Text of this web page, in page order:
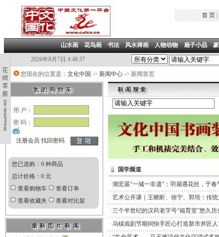
首 页|
山水画|花鸟画|书法|风水禅画|人物动物|扇子小品|
2026年8月7日 4:48:38
您现在的位置是： 文化中国 -> 新闻中心 -> 新闻首页
用 户：
密 码：
注册会员 找回密码
您已选购：0 种商品
总计价格：0 元
查看购物车
查看订单
查看收藏夹
查看对比架
国学频道
· 潮宏基“一城一非遗”：羽扇遇花丝，于
· 艺术公开课｜王晓昕、徐宁、郭培：传
· 三个半世纪的汉药老字号“福育堂”悠久历
· 乌镇戏剧节期间快手匠心打造新市井匠